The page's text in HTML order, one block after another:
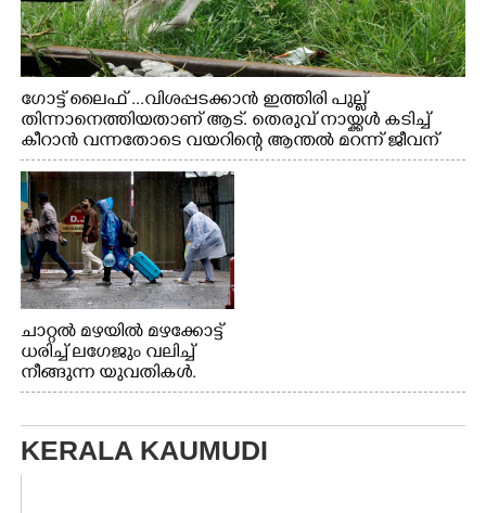
ഗോട്ട് ലൈഫ് ...വിശപ്പടക്കാൻ ഇത്തിരി പുല്ല്
തിന്നാനെത്തിയതാണ് ആട്. തെരുവ് നായ്ക്കൾ കടിച്ച്
കീറാൻ വന്നതോടെ വയറിന്റെ ആന്തൽ മറന്ന് ജീവന്
വേണ്ടിയായി ഓട്ടം. എറണാകുളം വാത്തുരുത്തിയിൽ
നിന്നുള്ള കാഴ്ച
ചാറ്റൽ മഴയിൽ മഴക്കോട്ട്
ധരിച്ച് ലഗേജും വലിച്ച്
നീങ്ങുന്ന യുവതികൾ.
എറണാകുളം മേനകയിൽ
KERALA KAUMUDI